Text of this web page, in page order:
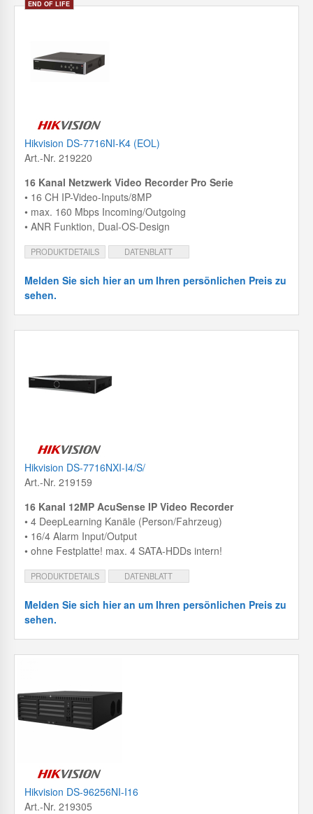
Hikvision DS-7716NI-K4 (EOL)
Art.-Nr. 219220
16 Kanal Netzwerk Video Recorder Pro Serie
• 16 CH IP-Video-Inputs/8MP
• max. 160 Mbps Incoming/Outgoing
• ANR Funktion, Dual-OS-Design
PRODUKTDETAILS DATENBLATT
Melden Sie sich hier an um Ihren persönlichen Preis zu
sehen.
Hikvision DS-7716NXI-I4/S/
Art.-Nr. 219159
16 Kanal 12MP AcuSense IP Video Recorder
• 4 DeepLearning Kanäle (Person/Fahrzeug)
• 16/4 Alarm Input/Output
• ohne Festplatte! max. 4 SATA-HDDs intern!
PRODUKTDETAILS DATENBLATT
Melden Sie sich hier an um Ihren persönlichen Preis zu
sehen.
Hikvision DS-96256NI-I16
Art.-Nr. 219305